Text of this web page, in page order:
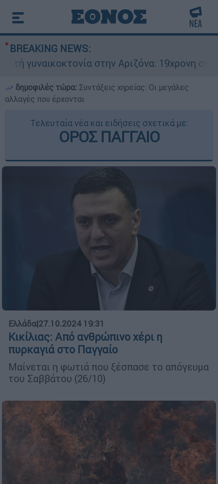
BREAKING NEWS:
στην Αριζόνα: 19χρονη
δημοφιλές τώρα: Συντάξεις χηρείας: Οι μεγάλες
αλλαγές που έρχονται
Τελευταία νέα και ειδήσεις σχετικά με:
ΟΡΟΣ ΠΑΓΓΑΙΟ
Ελλάδα|27.10.2024 19:31
Κικίλιας: Από ανθρώπινο χέρι η
πυρκαγιά στο Παγγαίο
Μαίνεται η φωτιά που ξέσπασε το απόγευμα
του Σαββάτου (26/10)